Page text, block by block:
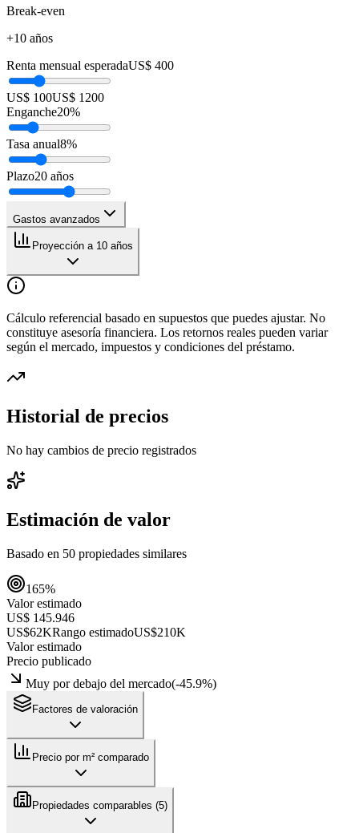
Break-even
+10 años
Renta mensual esperadaUS$ 400
US$ 100US$ 1200
Enganche20%
Tasa anual8%
Plazo20 años
Gastos avanzados
Proyección a 10 años
Cálculo referencial basado en supuestos que puedes ajustar. No
constituye asesoría financiera. Los retornos reales pueden variar
según el mercado, impuestos y condiciones del préstamo.
Historial de precios
No hay cambios de precio registrados
Estimación de valor
Basado en 50 propiedades similares
165%
Valor estimado
US$ 145.946
US$62KRango estimadoUS$210K
Valor estimado
Precio publicado
Muy por debajo del mercado(-45.9%)
Factores de valoración
Precio por m² comparado
Propiedades comparables (5)